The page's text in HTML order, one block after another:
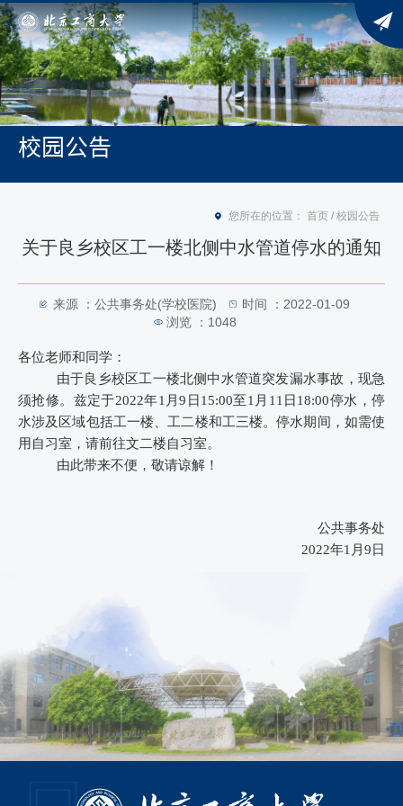
校园公告
您所在的位置： 首页 / 校园公告
关于良乡校区工一楼北侧中水管道停水的通知
来源 ：公共事务处(学校医院)
时间 ：2022-01-09
浏览 ： 1048
各位老师和同学：
由于良乡校区工一楼北侧中水管道突发漏水事故，现急
须抢修。兹定于2022年1月9日15:00至1月11日18:00停水，停
水涉及区域包括工一楼、工二楼和工三楼。停水期间，如需使
用自习室，请前往文二楼自习室。
由此带来不便，敬请谅解！
公共事务处
2022年1月9日